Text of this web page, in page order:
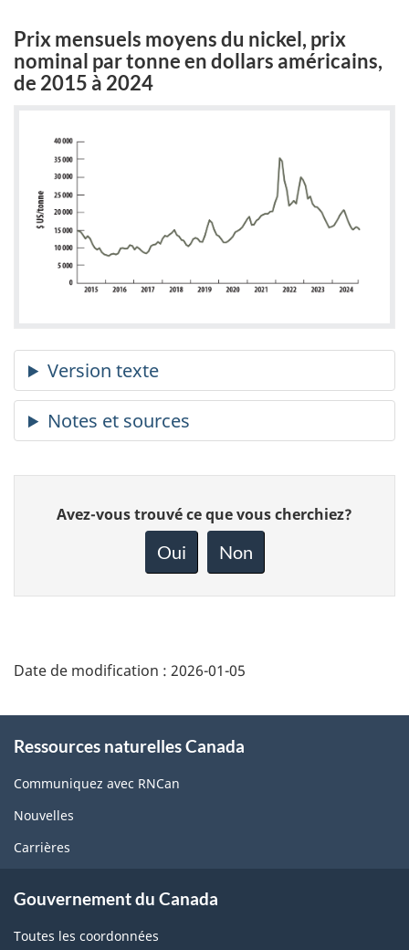
Prix mensuels moyens du nickel, prix
nominal par tonne en dollars américains,
de 2015 à 2024
Donnez
votre
page
Avez-vous trouvé ce que vous cherchiez?
Oui Non
Date de modification : 2026-01-05
this
site
Ressources naturelles Canada
Communiquez avec RNCan
Nouvelles
Carrières
Gouvernement du Canada
Toutes les coordonnées